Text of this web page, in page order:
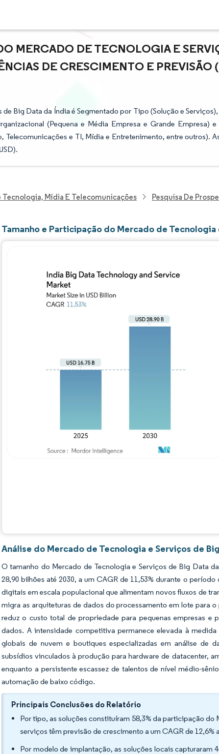
MERCADO DE TECNOLOGIA E
DE CRESCIMENTO E PREVISÃO
Big Data da Índia é Segmentado por Tipo (Solução e
(Pequena e Média Empresa e Grande Empresa) e
Telecomunicações e TI, Mídia e Entretenimento, entre outros).
Tecnologia, Mídia E Telecomunicações Pesquisa De
Tamanho e Participação do Mercado de
Imagem © Mordor Intelligence. O reuso
Análise do Mercado de Tecnologia e Serviços de
O tamanho do Mercado de Tecnologia e Serviços de Big Data
28,90 bilhões até 2030, a um CAGR de 11,53% durante o
digitais em escala populacional que alimentam novos fluxos de
migra as arquiteturas de dados do processamento em lote para
reduz o custo total de propriedade para pequenas empresas e
dados. A intensidade competitiva permanece elevada à
globais de nuvem e boutiques especializadas em análise de
subsídios vinculados à produção para hardware de datacenter,
enquanto a persistente escassez de talentos de nível médio-
automação de baixo código.
Principais Conclusões do Relatório
Por tipo, as soluções constituíram 58,3% da participação do
serviços têm previsão de crescimento a um CAGR de 12,6%
Por modelo de implantação, as soluções locais capturaram